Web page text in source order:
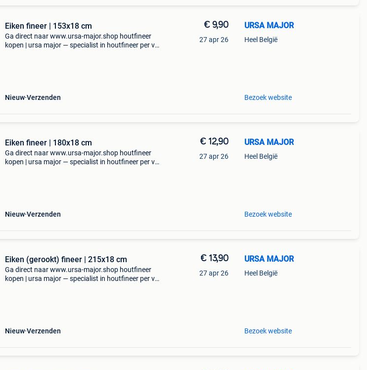
Eiken fineer | 153x18 cm
Ga direct naar www.ursa-major.shop houtfineer
kopen | ursa major — specialist in houtfineer per vel
Nieuw Verzenden
€ 9,90
27 apr 26
URSA MAJOR
Heel België
Bezoek website
Eiken fineer | 180x18 cm
Ga direct naar www.ursa-major.shop houtfineer
kopen | ursa major — specialist in houtfineer per vel
Nieuw Verzenden
€ 12,90
27 apr 26
URSA MAJOR
Heel België
Bezoek website
Eiken (gerookt) fineer | 215x18 cm
Ga direct naar www.ursa-major.shop houtfineer
kopen | ursa major — specialist in houtfineer per vel
Nieuw Verzenden
€ 13,90
27 apr 26
URSA MAJOR
Heel België
Bezoek website